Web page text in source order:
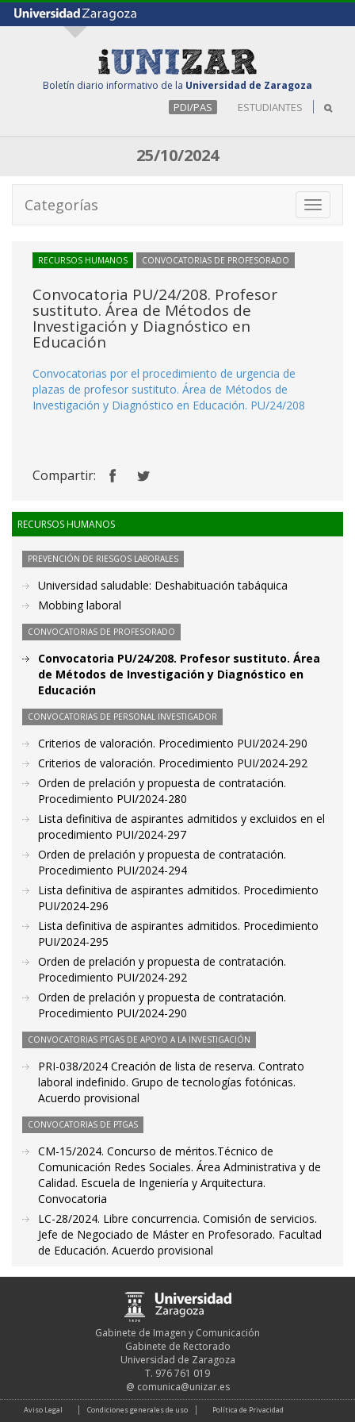
Boletín diario informativo de la Universidad de Zaragoza
PDI/PAS ESTUDIANTES
25/10/2024
Toggle
Categorías
RECURSOS HUMANOS CONVOCATORIAS DE PROFESORADO
Convocatoria PU/24/208. Profesor
sustituto. Área de Métodos de
Investigación y Diagnóstico en
Educación
Convocatorias por el procedimiento de urgencia de
plazas de profesor sustituto. Área de Métodos de
Investigación y Diagnóstico en Educación. PU/24/208
Compartir:
RECURSOS HUMANOS
PREVENCIÓN DE RIESGOS LABORALES
Universidad saludable: Deshabituación tabáquica
Mobbing laboral
CONVOCATORIAS DE PROFESORADO
Convocatoria PU/24/208. Profesor sustituto. Área
de Métodos de Investigación y Diagnóstico en
Educación
CONVOCATORIAS DE PERSONAL INVESTIGADOR
Criterios de valoración. Procedimiento PUI/2024-290
Criterios de valoración. Procedimiento PUI/2024-292
Orden de prelación y propuesta de contratación.
Procedimiento PUI/2024-280
Lista definitiva de aspirantes admitidos y excluidos en el
procedimiento PUI/2024-297
Orden de prelación y propuesta de contratación.
Procedimiento PUI/2024-294
Lista definitiva de aspirantes admitidos. Procedimiento
PUI/2024-296
Lista definitiva de aspirantes admitidos. Procedimiento
PUI/2024-295
Orden de prelación y propuesta de contratación.
Procedimiento PUI/2024-292
Orden de prelación y propuesta de contratación.
Procedimiento PUI/2024-290
CONVOCATORIAS PTGAS DE APOYO A LA INVESTIGACIÓN
PRI-038/2024 Creación de lista de reserva. Contrato
laboral indefinido. Grupo de tecnologías fotónicas.
Acuerdo provisional
CONVOCATORIAS DE PTGAS
CM-15/2024. Concurso de méritos.Técnico de
Comunicación Redes Sociales. Área Administrativa y de
Calidad. Escuela de Ingeniería y Arquitectura.
Convocatoria
LC-28/2024. Libre concurrencia. Comisión de servicios.
Jefe de Negociado de Máster en Profesorado. Facultad
de Educación. Acuerdo provisional
Gabinete de Imagen y Comunicación
Gabinete de Rectorado
Universidad de Zaragoza
T. 976 761 019
@ comunica@unizar.es
Aviso Legal Condiciones generales de uso Política de Privacidad